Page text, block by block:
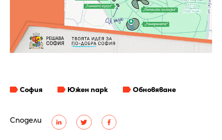
Сподели
София Южен парк Обновяване